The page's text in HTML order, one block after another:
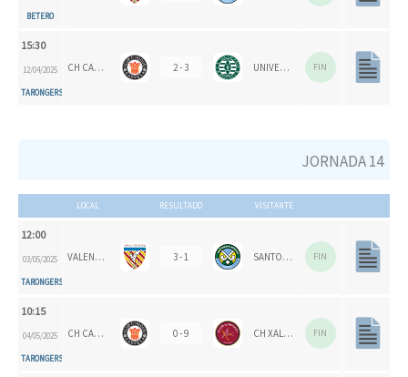
BETERO
15:30
12/04/2025
TARONGERS
CH CARPESA 2 - 3 UNIVERSITAT D'ALACANT - SAN VICENTE B FIN
JORNADA 14
LOCAL RESULTADO VISITANTE
12:00
03/05/2025
TARONGERS
VALENCIA CH 1924 3 - 1 SANTOMERA HC FIN
10:15
04/05/2025
TARONGERS
CH CARPESA 0 - 9 CH XALOC FIN